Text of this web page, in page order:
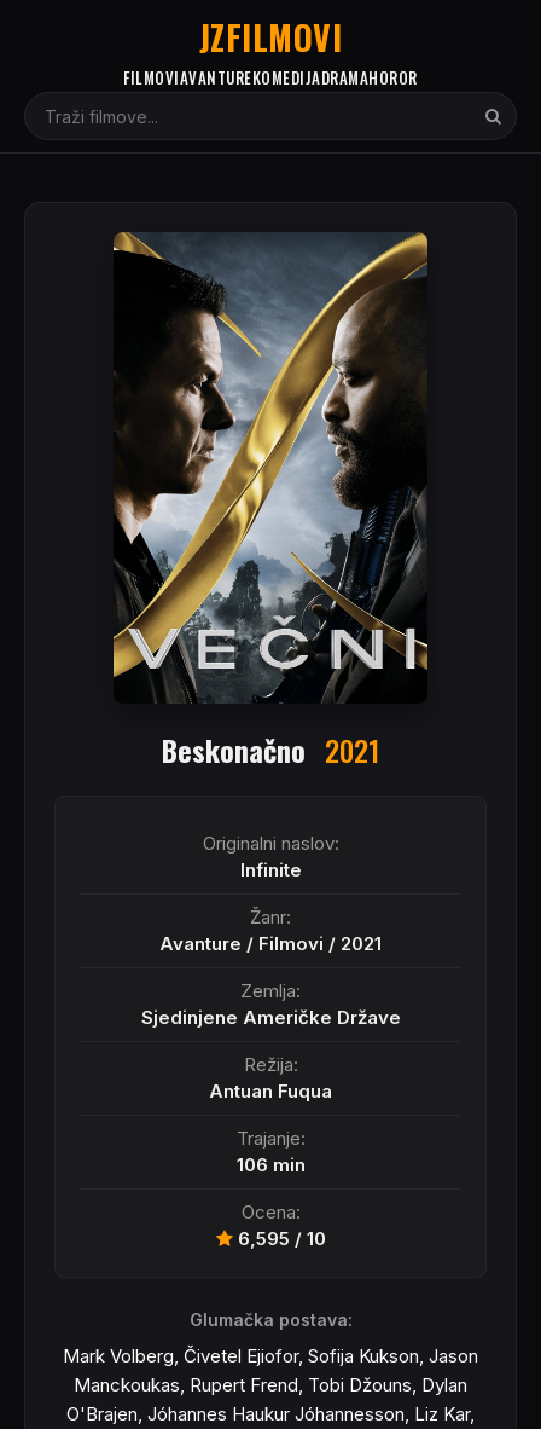
JZFILMOVI
FILMOVIAVANTUREKOMEDIJADRAMAHOROR
Beskonačno 2021
Originalni naslov:
Infinite
Žanr:
Avanture / Filmovi / 2021
Zemlja:
Sjedinjene Američke Države
Režija:
Antuan Fuqua
Trajanje:
106 min
Ocena:
6,595 / 10
Glumačka postava:
Mark Volberg, Čivetel Ejiofor, Sofija Kukson, Jason
Manckoukas, Rupert Frend, Tobi Džouns, Dylan
O'Brajen, Jóhannes Haukur Jóhannesson, Liz Kar,